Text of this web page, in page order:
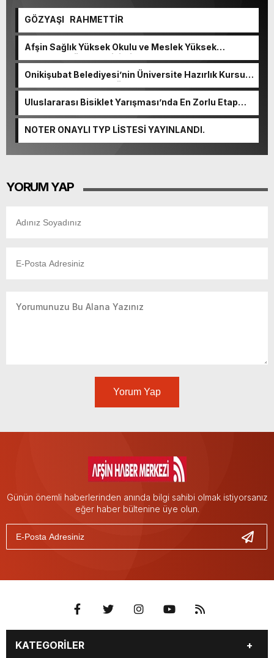
GÖZYAŞI RAHMETTİR
Afşin Sağlık Yüksek Okulu ve Meslek Yüksek
Okulunda görev değişimi!
Onikişubat Belediyesi’nin Üniversite Hazırlık Kursu
başvurularında son gün 7 Ağustos.
Uluslararası Bisiklet Yarışması’nda En Zorlu Etap
NOTER ONAYLI TYP LİSTESİ YAYINLANDI.
YORUM YAP
Yorum Yap
Günün önemli haberlerinden anında bilgi sahibi olmak istiyorsanız
eğer haber bültenine üye olun.
KATEGORİLER